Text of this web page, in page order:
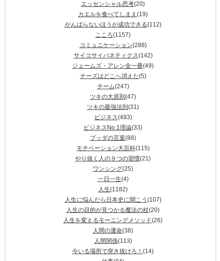
エッセンシャル思考(20)
カエルを食べてしまえ (19)
がんばらないほうが成功できる(112)
こころ(1157)
コミュニケーション(288)
サイコサイバネティクス(142)
ジェームズ・アレン全一冊(49)
チーズはどこへ消えた(5)
チーム(247)
ツキの大原則 (47)
ツキの最強法則 (31)
ビジネス(493)
ビジネスNo.1理論(33)
ブッダの言葉(88)
モチベーション大百科(115)
やり抜く人の９つの習慣(21)
ワンシング(25)
一日一生(4)
人生(1182)
人生に悩んだら日本史に聞こう (107)
人生の目的が見つかる魔法の杖(20)
人生を変えるモーニングメソッド(26)
人間の運命(38)
人間関係(113)
今いる場所で突き抜けろ！ (14)